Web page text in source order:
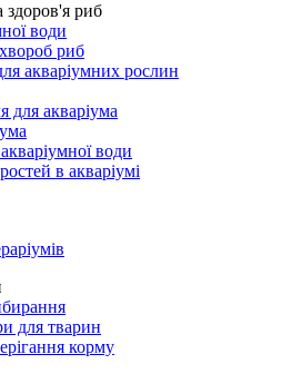
здоров'я риб
води
риб
акваріумних рослин
для акваріума
води
в акваріумі
для тварин
корму